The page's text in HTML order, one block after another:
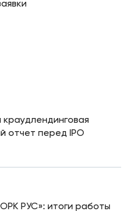
отчет перед IPO
РУС»: итоги работы